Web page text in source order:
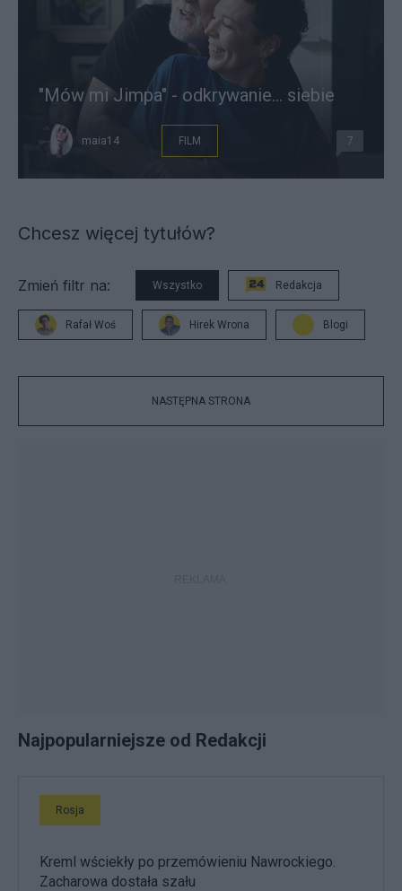
"Mów mi Jimpa" - odkrywanie... siebie
maia14 FILM 7
Chcesz więcej tytułów?
Zmień filtr na: Wszystko Redakcja
Rafał Woś Hirek Wrona Blogi
NASTĘPNA STRONA
Najpopularniejsze od Redakcji
Rosja
Kreml wściekły po przemówieniu Nawrockiego.
Zacharowa dostała szału